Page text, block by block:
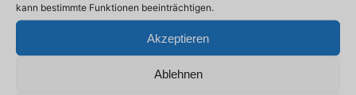
kann bestimmte Funktionen beeinträchtigen.
Akzeptieren
Ablehnen